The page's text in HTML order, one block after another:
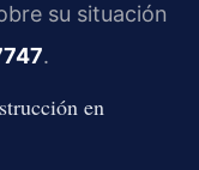
su situación
.
en